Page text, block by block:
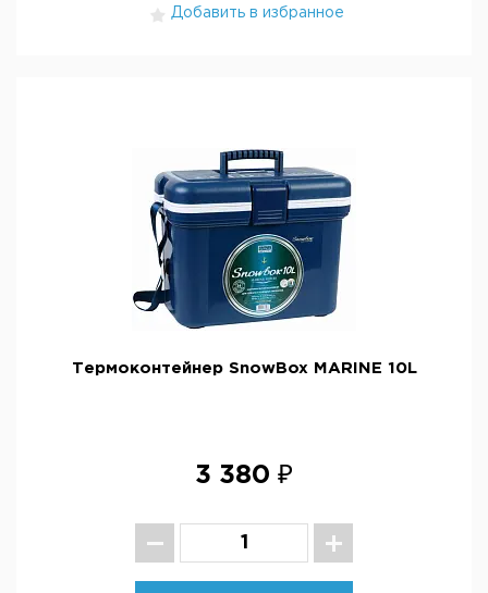
Добавить в избранное
Термоконтейнер SnowBox MARINE 10L
3 380 ₽